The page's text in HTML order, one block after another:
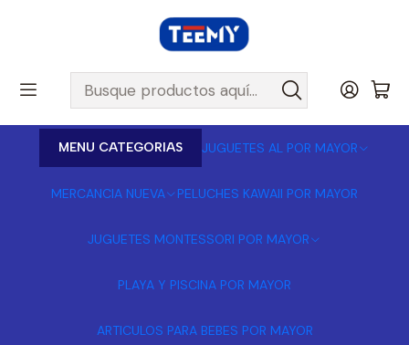
MENU CATEGORIAS JUGUETES AL POR MAYOR
MERCANCIA NUEVA PELUCHES KAWAII POR MAYOR
JUGUETES MONTESSORI POR MAYOR
PLAYA Y PISCINA POR MAYOR
ARTICULOS PARA BEBES POR MAYOR